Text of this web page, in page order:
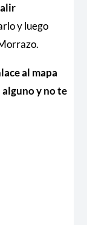
y luego
al mapa
y no te